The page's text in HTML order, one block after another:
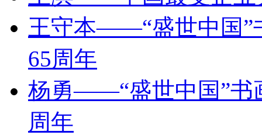
王守本——“盛世中国”
65周年
杨勇——“盛世中国”书
周年